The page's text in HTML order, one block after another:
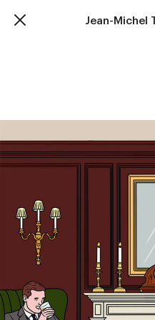
Artistes
À propos
—
Suivez nous :
Jean-Michel